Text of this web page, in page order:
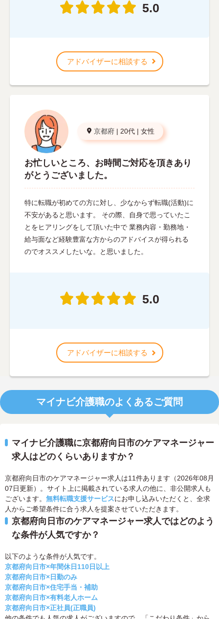
5.0
アドバイザーに相談する
京都府 | 20代 | 女性
お忙しいところ、お時間ご対応を頂きあり
がとうございました。
特に転職が初めての方に対し、少なからず転職(活動)に
不安があると思います。 その際、自身で思っていたこ
とをヒアリングをして頂いた中で 業務内容・勤務地・
給与面など経験豊富な方からのアドバイスが得られる
のでオススメしたいな。と思いました。
5.0
アドバイザーに相談する
マイナビ介護職のよくあるご質問
マイナビ介護職に京都府向日市のケアマネージャー
求人はどのくらいありますか？
京都府向日市のケアマネージャー求人は11件あります（2026年08月
07日更新）。サイト上に掲載されている求人の他に、非公開求人も
ございます。 無料転職支援サービスにお申し込みいただくと、全求
人からご希望条件に合う求人を提案させていただきます。
京都府向日市のケアマネージャー求人ではどのよう
な条件が人気ですか？
以下のような条件が人気です。
京都府向日市×年間休日110日以上
京都府向日市×日勤のみ
京都府向日市×住宅手当・補助
京都府向日市×有料老人ホーム
京都府向日市×正社員(正職員)